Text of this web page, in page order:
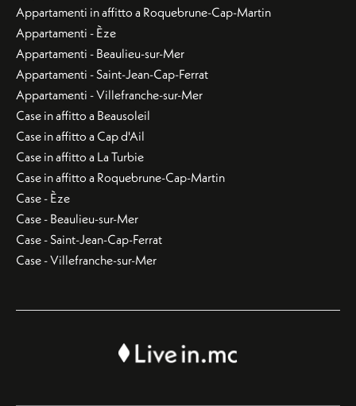
Appartamenti in affitto a Roquebrune-Cap-Martin
Appartamenti - Èze
Appartamenti - Beaulieu-sur-Mer
Appartamenti - Saint-Jean-Cap-Ferrat
Appartamenti - Villefranche-sur-Mer
Case in affitto a Beausoleil
Case in affitto a Cap d'Ail
Case in affitto a La Turbie
Case in affitto a Roquebrune-Cap-Martin
Case - Èze
Case - Beaulieu-sur-Mer
Case - Saint-Jean-Cap-Ferrat
Case - Villefranche-sur-Mer